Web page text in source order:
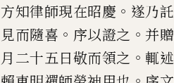
方知律師現在昭慶 。 遂乃
見而隨喜 。 序以證之 。 并
月二十五日敬而領之 。輒